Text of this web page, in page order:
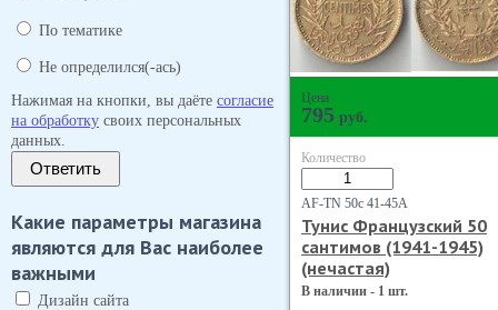
По тематике
Не определился(-ась)
Нажимая на кнопки, вы даёте согласие
на обработку своих персональных
данных.
Ответить
Какие параметры магазина
являются для Вас наиболее
важными
Дизайн сайта
Цена
795 руб.
Количество
AF-TN 50с 41-45А
Тунис Французский 50
сантимов (1941-1945)
(нечастая)
В наличии - 1 шт.